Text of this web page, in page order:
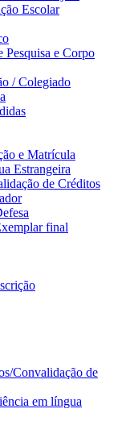
Escolar
Pesquisa e Corpo
/ Colegiado
e Matrícula
Estrangeira
de Créditos
final
Convalidação de
em língua